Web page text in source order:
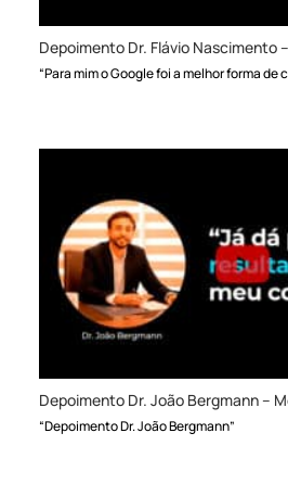
Depoimento Dr. Flávio Nascimento
“Para mim o Google foi a melhor forma de
Depoimento Dr. João Bergmann –
“Depoimento Dr. João Bergmann”